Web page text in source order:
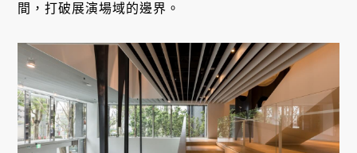
間，打破展演場域的邊界。